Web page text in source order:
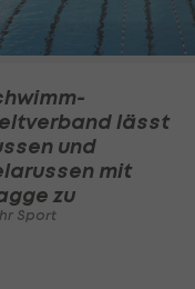
lässt
und
mit
zu
Sport